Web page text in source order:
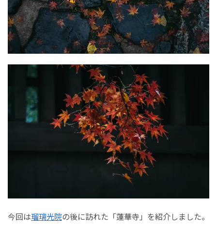
今回は瑠璃光院の後に訪れた「蓮華寺」を紹介しました。